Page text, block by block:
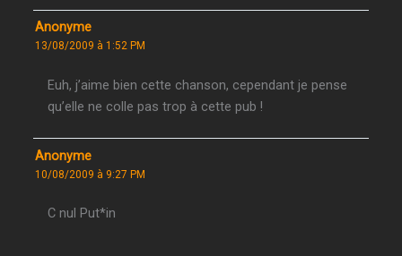
Anonyme
13/08/2009 à 1:52 PM
Euh, j’aime bien cette chanson, cependant je pense
qu’elle ne colle pas trop à cette pub !
Anonyme
10/08/2009 à 9:27 PM
C nul Put*in